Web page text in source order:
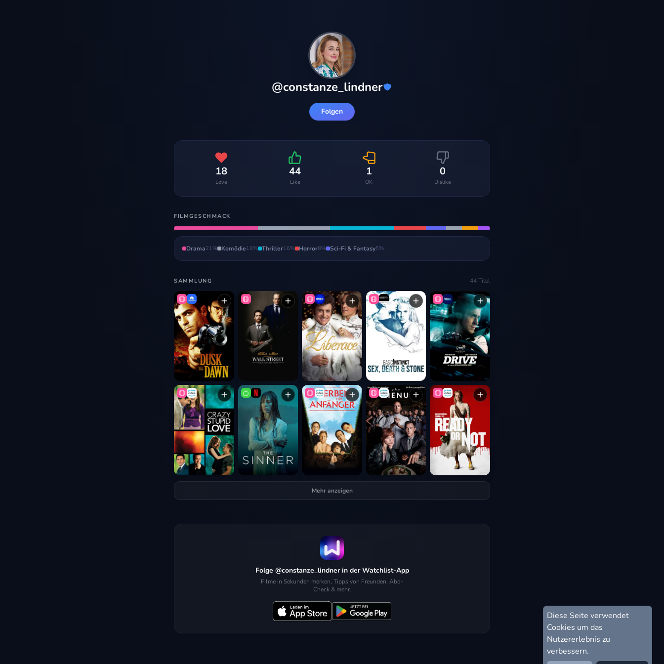
@constanze_lindner
Folgen
18
Love
44
Like
1
OK
0
Dislike
FILMGESCHMACK
Drama21% Komödie18% Thriller16% Horror8% Sci-Fi & Fantasy5%
SAMMLUNG 44Titel
Mehr anzeigen
Folge @constanze_lindner in der Watchlist-App
Filme in Sekunden merken, Tipps von Freunden, Abo-
Check & mehr.
Diese Seite verwendet
Cookies um das
Nutzererlebnis zu
verbessern.